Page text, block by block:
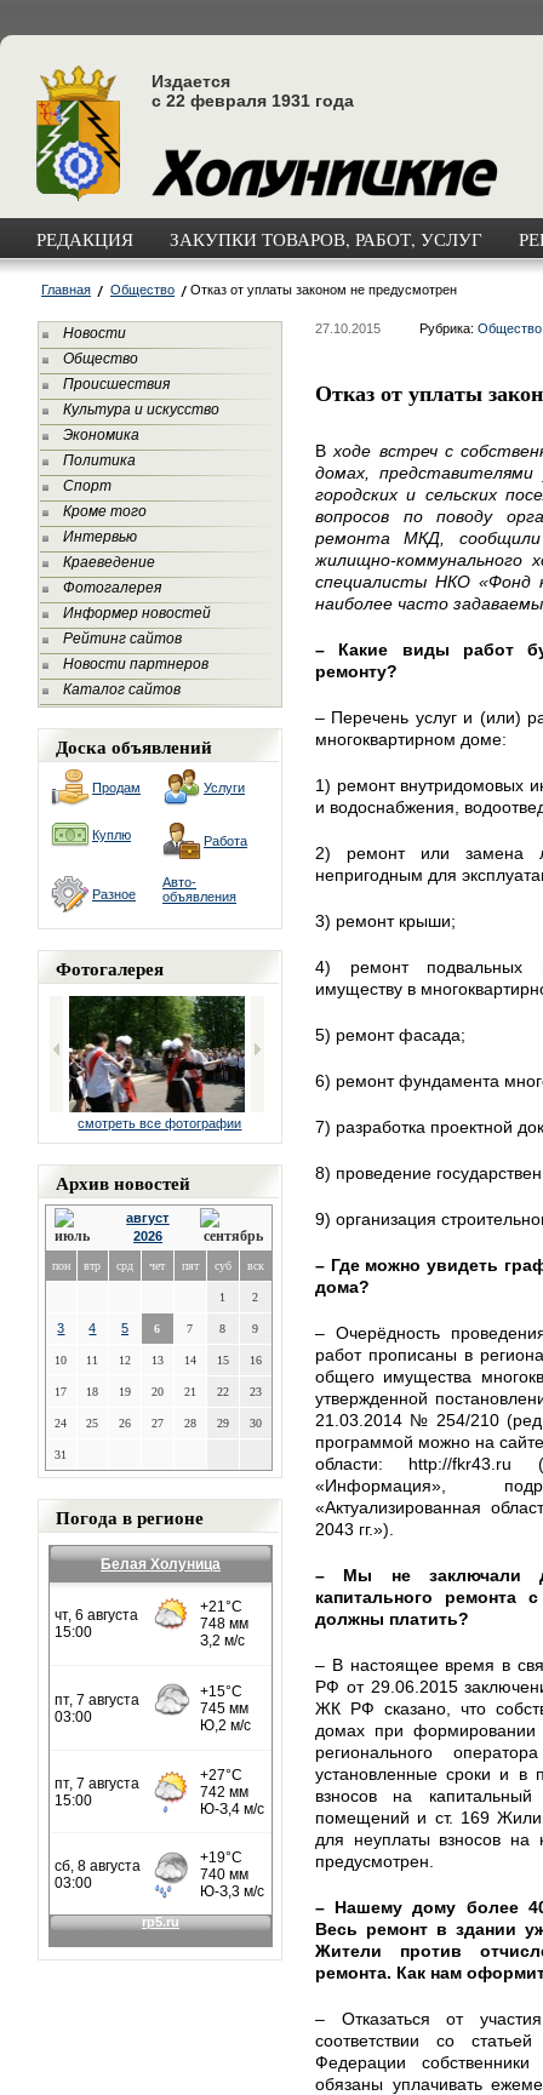
Издается
с 22 февраля 1931 года
РЕДАКЦИЯ ЗАКУПКИ ТОВАРОВ, РАБОТ, УСЛУГ
Главная Общество Отказ от уплаты законом не предусмотрен
Новости
Общество
Происшествия
Культура и искусство
Экономика
Политика
Спорт
Кроме того
Интервью
Краеведение
Фотогалерея
Информер новостей
Рейтинг сайтов
Новости партнеров
Каталог сайтов
Доска объявлений
Продам Услуги
Куплю Работа
Разное
Авто-
объявления
Фотогалерея
смотреть все фотографии
Архив новостей
август
2026
пон втр срд чет пят суб вск
1 2
3 4 5 6 7 8 9
10 11 12 13 14 15 16
17 18 19 20 21 22 23
24 25 26 27 28 29 30
31
Погода в регионе
Белая Холуница
27.10.2015 Рубрика: Общество
Отказ от уплаты
В ходе встреч с
домах, представителями
городских и сельских
вопросов по поводу
ремонта МКД,
жилищно-коммунального
специалисты НКО «Фонд
наиболее часто
– Какие виды работ
ремонту?
– Перечень услуг и (или)
многоквартирном доме:
1) ремонт внутридомовых
и водоснабжения,
2) ремонт или замена
непригодным для
3) ремонт крыши;
4) ремонт подвальных
имуществу в
5) ремонт фасада;
6) ремонт фундамента
7) разработка проектной
8) проведение
9) организация
– Где можно увидеть
дома?
– Очерёдность
работ прописаны в
общего имущества
утвержденной
21.03.2014 № 254/210
программой можно на
области: http://
«Информация»,
«Актуализированная
2043 гг.»).
– Мы не заключали
капитального ремонта
должны платить?
– В настоящее время в
РФ от 29.06.2015
ЖК РФ сказано, что
домах при формировании
регионального
установленные сроки и в
взносов на
помещений и ст. 169
для неуплаты взносов на
предусмотрен.
– Нашему дому более
Весь ремонт в здании
Жители против
ремонта. Как нам
– Отказаться от
соответствии со
Федерации
обязаны уплачивать